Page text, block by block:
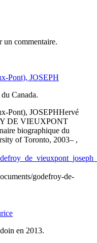
commentaire.
Pont), JOSEPH
Canada.
Pont), JOSEPHHervé
DE VIEUXPONT
biographique du
of Toronto, 2003– ,
godefroy-de-
en 2013.